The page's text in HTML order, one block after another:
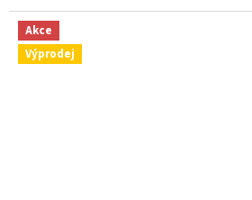
Akce
Výprodej